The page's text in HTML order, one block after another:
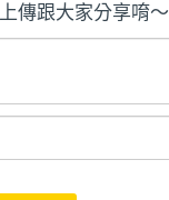
傳跟大家分享唷～